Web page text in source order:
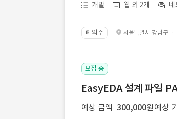
개발 웹 외 2개 네
📔 외주 서울특별시 강남구
모집 중
EasyEDA 설계 파일
예상 금액 300,000원 예상